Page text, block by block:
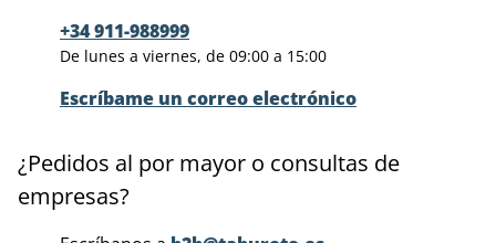
+34 911-988999
De lunes a viernes, de 09:00 a 15:00
Escríbame un correo electrónico
¿Pedidos al por mayor o consultas de
empresas?